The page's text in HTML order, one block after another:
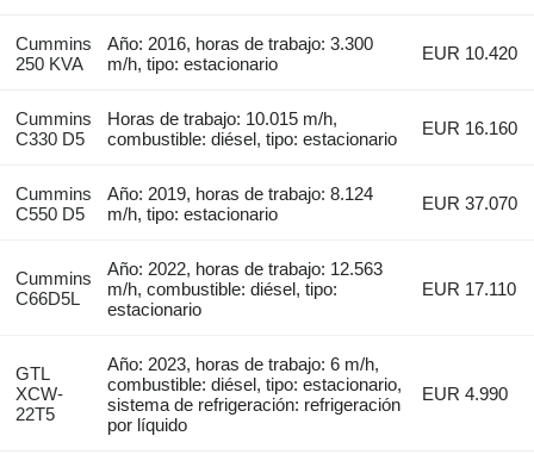
Cummins
250 KVA
Año: 2016, horas de trabajo: 3.300
m/h, tipo: estacionario
EUR 10.420
Cummins
C330 D5
Horas de trabajo: 10.015 m/h,
combustible: diésel, tipo: estacionario
EUR 16.160
Cummins
C550 D5
Año: 2019, horas de trabajo: 8.124
m/h, tipo: estacionario
EUR 37.070
Cummins
C66D5L
Año: 2022, horas de trabajo: 12.563
m/h, combustible: diésel, tipo:
estacionario
EUR 17.110
GTL
XCW-
22T5
Año: 2023, horas de trabajo: 6 m/h,
combustible: diésel, tipo: estacionario,
sistema de refrigeración: refrigeración
por líquido
EUR 4.990